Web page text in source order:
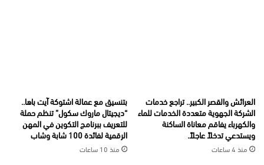
العرائش والقصر الكبير.. تراجع خدمات
الشركة الجهوية متعددة الخدمات للماء
والكهرباء يفاقم معاناة الساكنة
ويستدعي تدخلاً عاجلاً.
منذ 4 ساعات
بتنسيق مع عمالة اشتوكة آيت باها..
“ديجيتال ماروك سكول” تنظم حملة
للتعريف ببرنامج التكوين في المهن
الرقمية لفائدة 100 شابة وشاب
منذ 10 ساعات